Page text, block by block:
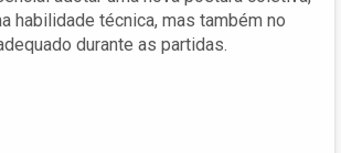
habilidade técnica, mas também no
durante as partidas.